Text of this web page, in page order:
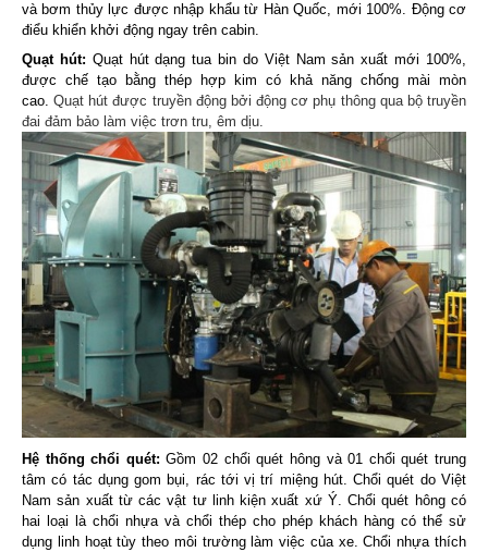
và bơm thủy lực được nhập khẩu từ Hàn Quốc, mới 100%. Động cơ
điểu khiển khởi động ngay trên cabin.
Quạt hút: Quạt hút dạng tua bin do Việt Nam sản xuất mới 100%,
được chế tạo bằng thép hợp kim có khả năng chống mài mòn
cao.Quạt hút được truyền động bởi động cơ phụ thông qua bộ truyền
đai đảm bảo làm việc trơn tru, êm dịu.
Hệ thống chổi quét: Gồm 02 chổi quét hông và 01 chổi quét trung
tâm có tác dụng gom bụi, rác tới vị trí miệng hút. Chổi quét do Việt
Nam sản xuất từ các vật tư linh kiện xuất xứ Ý. Chổi quét hông có
hai loại là chổi nhựa và chổi thép cho phép khách hàng có thể sử
dụng linh hoạt tùy theo môi trường làm việc của xe. Chổi nhựa thích